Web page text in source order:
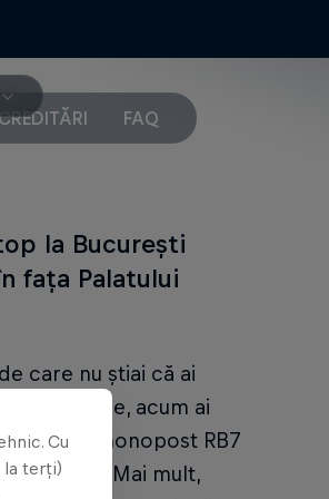
FAQ
la București
fața Palatului
care nu știai că ai
sau online, acum ai
Un monopost RB7
România. Mai mult,
Cu
la terți)